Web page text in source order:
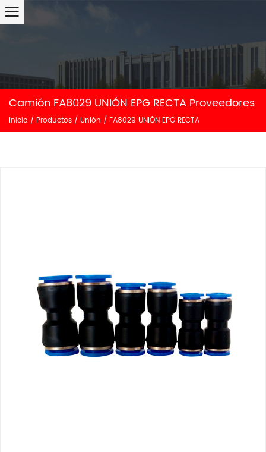
Camión FA8029 UNIÓN EPG RECTA Proveedores
Inicio / Productos / Unión / FA8029 UNIÓN EPG RECTA